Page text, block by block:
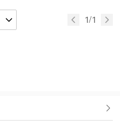
1/1